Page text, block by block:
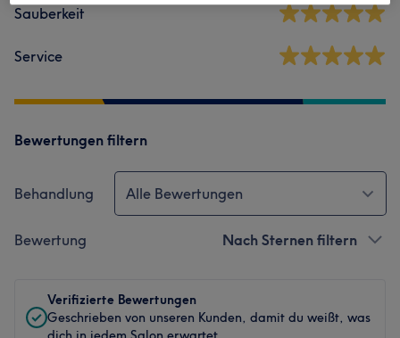
Sauberkeit
Service
Bewertungen filtern
Behandlung Alle Bewertungen
Bewertung Nach Sternen filtern
Verifizierte Bewertungen
Geschrieben von unseren Kunden, damit du weißt, was